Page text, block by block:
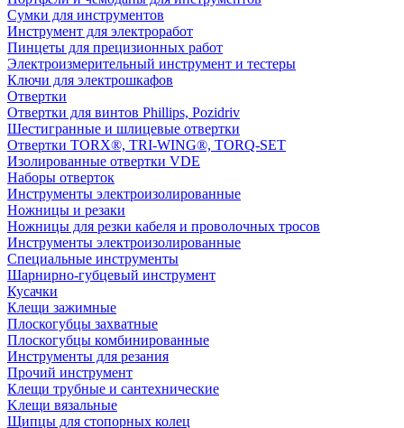
Сумки для инструментов
Инструмент для электроработ
Пинцеты для прецизионных работ
Электроизмерительный инструмент и тестеры
Ключи для электрошкафов
Отвертки
Отвертки для винтов Phillips, Pozidriv
Шестигранные и шлицевые отвертки
Отвертки TORX®, TRI-WING®, TORQ-SET
Изолированные отвертки VDE
Наборы отверток
Инструменты электроизолированные
Ножницы и резаки
Ножницы для резки кабеля и проволочных тросов
Инструменты электроизолированные
Специальные инструменты
Шарнирно-губцевый инструмент
Кусачки
Клещи зажимные
Плоскогубцы захватные
Плоскогубцы комбинированные
Инструменты для резания
Прочий инструмент
Клещи трубные и сантехнические
Kлещи вязальные
Щипцы для стопорных колец